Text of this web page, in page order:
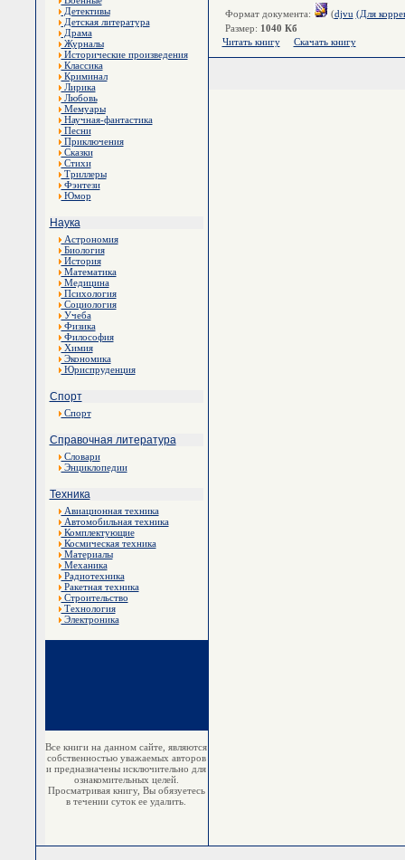
Детективы
Детская литература
Драма
Журналы
Исторические произведения
Классика
Криминал
Лирика
Любовь
Мемуары
Научная-фантастика
Песни
Приключения
Сказки
Стихи
Триллеры
Фэнтези
Юмор
Наука
Астрономия
Биология
История
Математика
Медицина
Психология
Социология
Учеба
Физика
Философия
Химия
Экономика
Юриспруденция
Спорт
Спорт
Справочная литература
Словари
Энциклопедии
Техника
Авиационная техника
Автомобильная техника
Комплектующие
Космическая техника
Материалы
Механика
Радиотехника
Ракетная техника
Строительство
Технология
Электроника
Все книги на данном сайте, являются
собственностью уважаемых авторов
и предназначены исключительно для
ознакомительных целей.
Просматривая книгу, Вы обязуетесь
в течении суток ее удалить.
Формат документа: (djvu (Для
Размер: 1040 Кб
Читать книгу
Скачать книгу